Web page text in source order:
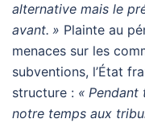
alternative mais le
avant. » Plainte au
menaces sur les
subventions, l’État
structure : « Pendant
notre temps aux